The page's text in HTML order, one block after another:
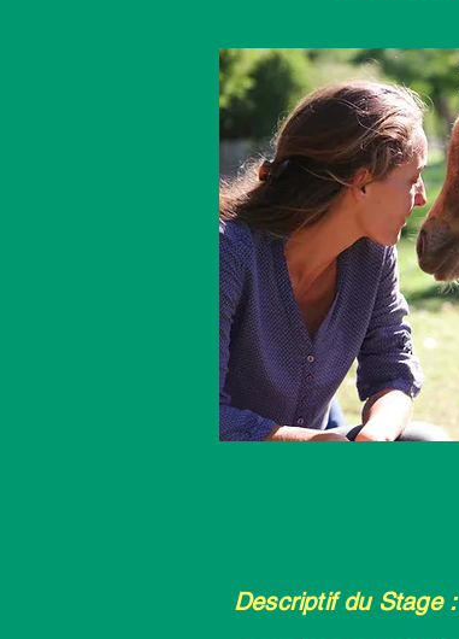
Descriptif du Stage :